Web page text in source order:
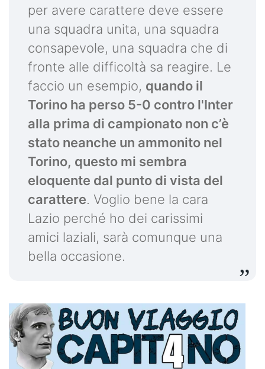
per avere carattere deve essere
una squadra unita, una squadra
consapevole, una squadra che di
fronte alle difficoltà sa reagire. Le
faccio un esempio, quando il
Torino ha perso 5-0 contro l'Inter
alla prima di campionato non c’è
stato neanche un ammonito nel
Torino, questo mi sembra
eloquente dal punto di vista del
carattere. Voglio bene la cara
Lazio perché ho dei carissimi
amici laziali, sarà comunque una
bella occasione.